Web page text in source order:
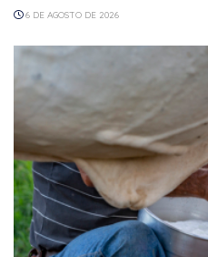
6 DE AGOSTO DE 2026